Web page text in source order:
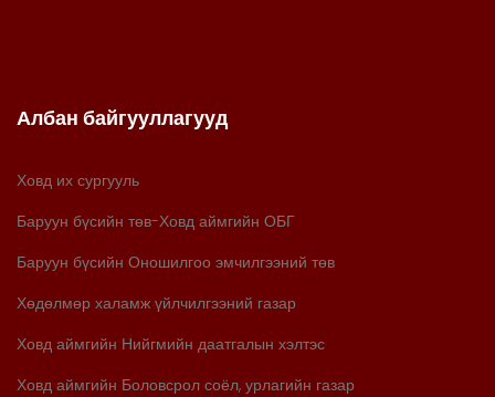
Албан байгууллагууд
Ховд их сургууль
Баруун бүсийн төв-Ховд аймгийн ОБГ
Баруун бүсийн Оношилгоо эмчилгээний төв
Хөдөлмөр халамж үйлчилгээний газар
Ховд аймгийн Нийгмийн даатгалын хэлтэс
Ховд аймгийн Боловсрол соёл, урлагийн газар